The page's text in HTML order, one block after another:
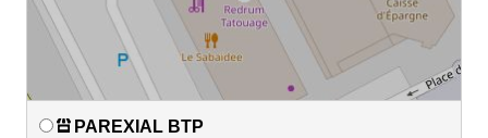
PAREXIAL BTP